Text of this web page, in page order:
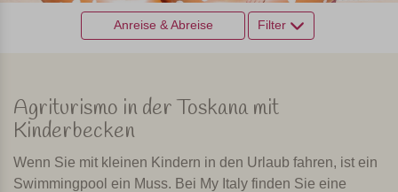
Anreise & Abreise Filter
Agriturismo in der Toskana mit
Kinderbecken
Wenn Sie mit kleinen Kindern in den Urlaub fahren, ist ein
Swimmingpool ein Muss. Bei My Italy finden Sie eine